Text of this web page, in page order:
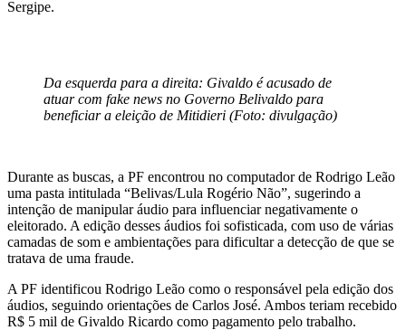
Sergipe.
Da esquerda para a direita: Givaldo é acusado de
atuar com fake news no Governo Belivaldo para
beneficiar a eleição de Mitidieri (Foto: divulgação)
Durante as buscas, a PF encontrou no computador de Rodrigo Leão
uma pasta intitulada “Belivas/Lula Rogério Não”, sugerindo a
intenção de manipular áudio para influenciar negativamente o
eleitorado. A edição desses áudios foi sofisticada, com uso de várias
camadas de som e ambientações para dificultar a detecção de que se
tratava de uma fraude.
A PF identificou Rodrigo Leão como o responsável pela edição dos
áudios, seguindo orientações de Carlos José. Ambos teriam recebido
R$ 5 mil de Givaldo Ricardo como pagamento pelo trabalho.